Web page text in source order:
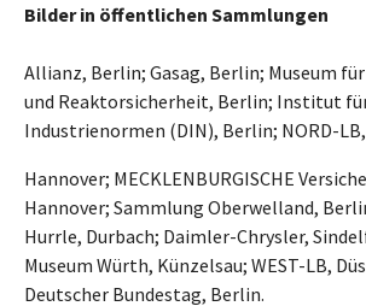
Bilder in öffentlichen Sammlungen
Allianz, Berlin; Gasag, Berlin; Museum
und Reaktorsicherheit, Berlin; Institut
Industrienormen (DIN), Berlin; NORD-LB,
Hannover; MECKLENBURGISCHE
Hannover; Sammlung Oberwelland,
Hurrle, Durbach; Daimler-Chrysler,
Museum Würth, Künzelsau; WEST-LB,
Deutscher Bundestag, Berlin.